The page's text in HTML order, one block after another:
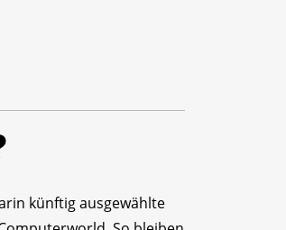
künftig ausgewählte